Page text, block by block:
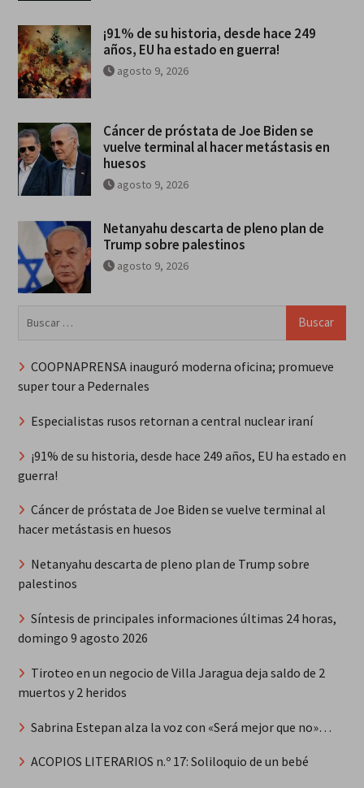
¡91% de su historia, desde hace 249
años, EU ha estado en guerra!
agosto 9, 2026
Cáncer de próstata de Joe Biden se
vuelve terminal al hacer metástasis en
huesos
agosto 9, 2026
Netanyahu descarta de pleno plan de
Trump sobre palestinos
agosto 9, 2026
COOPNAPRENSA inauguró moderna oficina; promueve
super tour a Pedernales
Especialistas rusos retornan a central nuclear iraní
¡91% de su historia, desde hace 249 años, EU ha estado en
guerra!
Cáncer de próstata de Joe Biden se vuelve terminal al
hacer metástasis en huesos
Netanyahu descarta de pleno plan de Trump sobre
palestinos
Síntesis de principales informaciones últimas 24 horas,
domingo 9 agosto 2026
Tiroteo en un negocio de Villa Jaragua deja saldo de 2
muertos y 2 heridos
Sabrina Estepan alza la voz con «Será mejor que no»…
ACOPIOS LITERARIOS n.º 17: Soliloquio de un bebé